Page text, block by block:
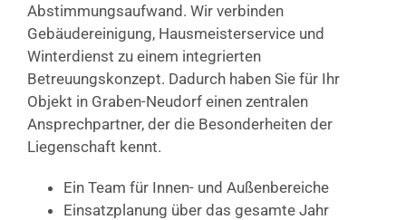
Abstimmungsaufwand. Wir verbinden
Gebäudereinigung, Hausmeisterservice und
Winterdienst zu einem integrierten
Betreuungskonzept. Dadurch haben Sie für Ihr
Objekt in Graben-Neudorf einen zentralen
Ansprechpartner, der die Besonderheiten der
Liegenschaft kennt.
Ein Team für Innen- und Außenbereiche
Einsatzplanung über das gesamte Jahr